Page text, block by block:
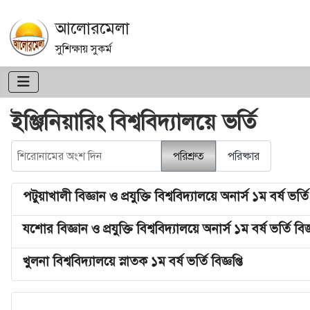
আলোরমেলা
সুশিক্ষায় সুকর্ম
ইঞ্জিনিয়ারিং বিশ্ববিদ্যালয়ে ভর্তি
শিরোনামের অংশ দিন
পরিশ্রুত পরিষ্কার
পটুয়াখালী বিজ্ঞান ও প্রযুক্তি বিশ্ববিদ্যালয়ে অনার্স ১ম বর্ষ ভর্তি
যশোর বিজ্ঞান ও প্রযুক্তি বিশ্ববিদ্যালয়ে অনার্স ১ম বর্ষ ভর্তি
খুলনা বিশ্ববিদ্যালয়ে স্নাতক ১ম বর্ষ ভর্তি বিজ্ঞপ্তি